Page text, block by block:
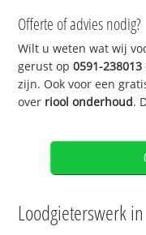
Offerte of advies nodig?
Wilt u weten wat wij
gerust op0591-238013
zijn. Ook voor een
over riool onderhoud.
Loodgieterswerk in